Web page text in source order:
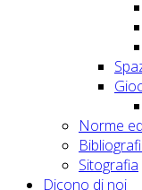
Norme
Sitografia
Dicono di noi